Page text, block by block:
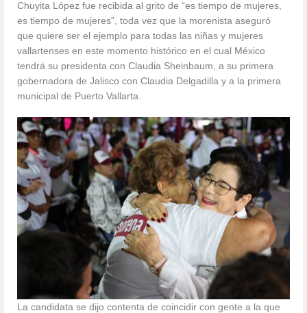
Chuyita López fue recibida al grito de “es tiempo de mujeres,
es tiempo de mujeres”, toda vez que la morenista aseguró
que quiere ser el ejemplo para todas las niñas y mujeres
vallartenses en este momento histórico en el cual México
tendrá su presidenta con Claudia Sheinbaum, a su primera
gobernadora de Jalisco con Claudia Delgadilla y a la primera
municipal de Puerto Vallarta.
La candidata se dijo contenta de coincidir con gente a la que